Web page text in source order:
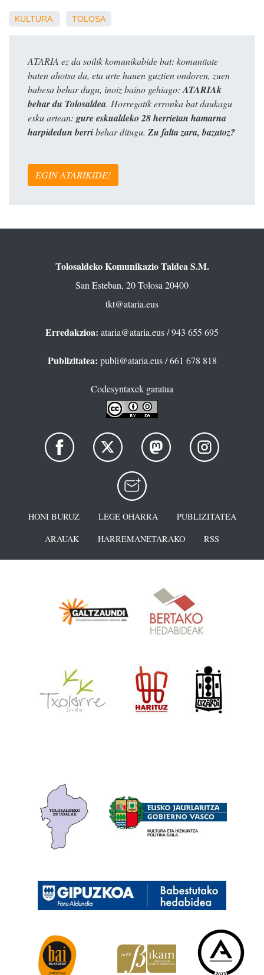
KULTURA TOLOSA
ATARIA ez da soilik komunikabide bat: komunitate
baten ahotsa da, eta urte hauen guztien ondoren, zuen
babesa behar dugu, inoiz baino gehiago:ATARIAk
behar du Tolosaldea. Horregatik erronka bat daukagu
esku artean: gure eskualdeko 28 herrietan hamarna
harpidedun berribehar ditugu. Zu falta zara, bazatoz?
EGIN ATARIKIDE!
Tolosaldeko Komunikazio Taldea S.M.
San Esteban, 20 Tolosa 20400
tkt@ataria.eus
Erredakzioa: ataria@ataria.eus/ 943 655 695
Publizitatea: publi@ataria.eus/ 661 678 818
Codesyntaxek garatua
HONI BURUZ LEGE OHARRA
PUBLIZITATEA
ARAUAK
HARREMANETARAKO RSS